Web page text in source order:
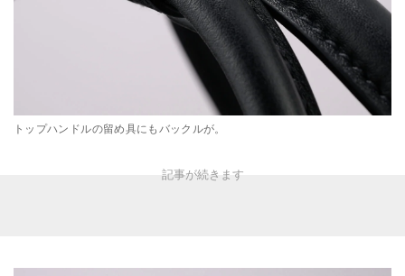
トップハンドルの留め具にもバックルが。